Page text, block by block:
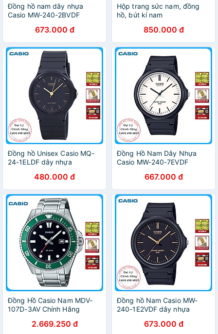
Đồng hồ nam dây nhựa
Casio MW-240-2BVDF
673.000 đ
Hộp trang sức nam, đồng
hồ, bút kí nam
850.000 đ
Đồng hồ Unisex Casio MQ-
24-1ELDF dây nhựa
480.000 đ
Đồng Hồ Nam Dây Nhựa
Casio MW-240-7EVDF
667.000 đ
Đồng Hồ Casio Nam MDV-
107D-3AV Chính Hãng
2.669.250 đ
Đồng hồ Nam Casio MW-
240-1E2VDF dây nhựa
673.000 đ